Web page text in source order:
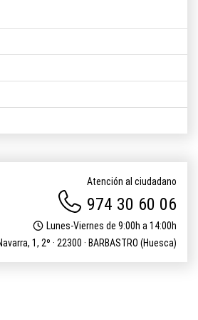
Atención al ciudadano
974 30 60 06
Lunes-Viernes de 9:00h a 14:00h
1, 2º · 22300 · BARBASTRO (Huesca)